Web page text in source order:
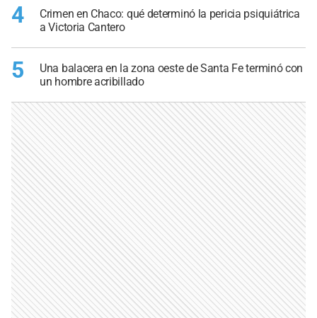
4
Crimen en Chaco: qué determinó la pericia psiquiátrica
a Victoria Cantero
5
Una balacera en la zona oeste de Santa Fe terminó con
un hombre acribillado